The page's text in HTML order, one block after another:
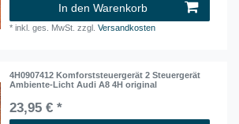
In den Warenkorb
*inkl. ges. MwSt. zzgl.Versandkosten
4H0907412 Komforststeuergerät 2 Steuergerät
Ambiente-Licht Audi A8 4H original
23,95 € *